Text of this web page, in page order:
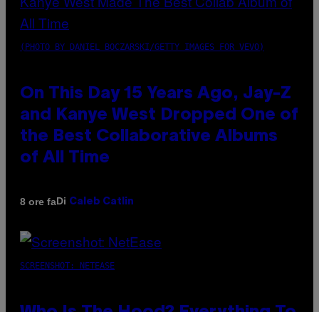
(PHOTO BY DANIEL BOCZARSKI/GETTY IMAGES FOR VEVO)
On This Day 15 Years Ago, Jay-Z
and Kanye West Dropped One of
the Best Collaborative Albums
of All Time
8 ore faDi Caleb Catlin
SCREENSHOT: NETEASE